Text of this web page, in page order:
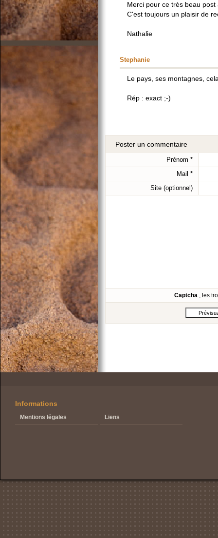
Merci pour ce très beau
C'est toujours un plaisir de
Nathalie
Stephanie
Le pays, ses montagnes,
Rép : exact ;-)
Poster un commentaire
Prénom *
Mail *
Site (optionnel)
Captcha , les
Informations
Mentions légales Liens